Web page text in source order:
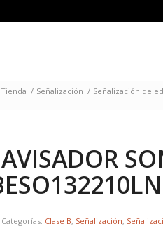
Tienda / Señalización / Señalización de
Categorías: Clase B, Señalización,